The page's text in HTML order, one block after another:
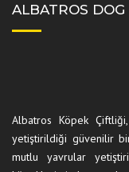
ALBATROS DOG
Albatros Köpek
yetiştirildiği güvenilir
mutlu yavrular